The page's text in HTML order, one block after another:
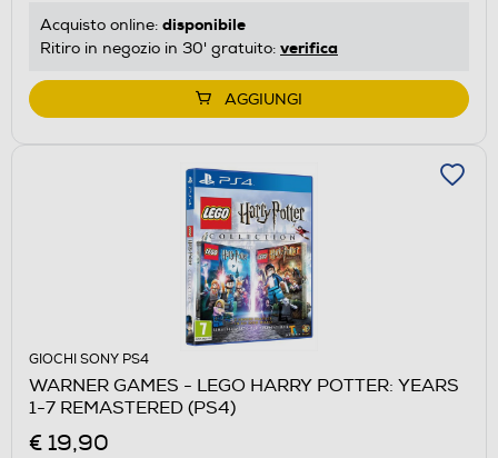
Acquisto online: disponibile
Ritiro in negozio in 30' gratuito: verifica
AGGIUNGI
GIOCHI SONY PS4
WARNER GAMES - LEGO HARRY POTTER: YEARS
1-7 REMASTERED (PS4)
€ 19,90